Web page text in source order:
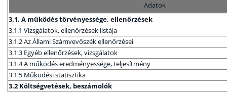
Adatok
3.1. A működés törvényessége, ellenőrzések
3.1.1 Vizsgálatok, ellenőrzések listája
3.1.2 Az Állami Számvevőszék ellenőrzései
3.1.3 Egyéb ellenőrzések, vizsgálatok
3.1.4 A működés eredményessége, teljesítmény
3.1.5 Működési statisztika
3.2 Költségvetések, beszámolók